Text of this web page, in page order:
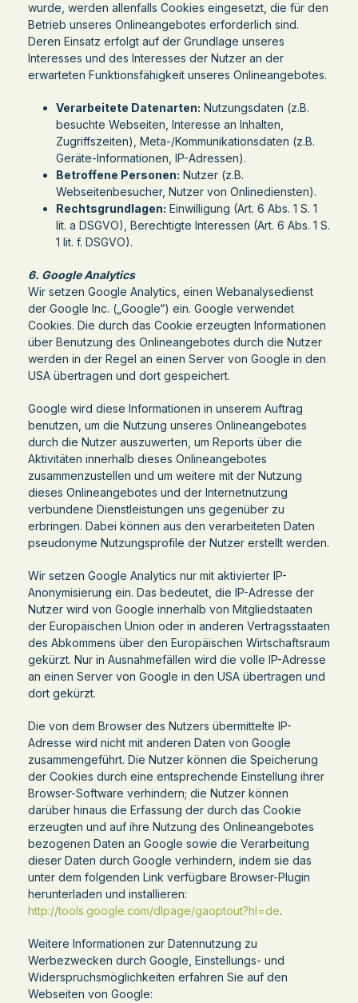
wurde, werden allenfalls Cookies eingesetzt, die für den
Betrieb unseres Onlineangebotes erforderlich sind.
Deren Einsatz erfolgt auf der Grundlage unseres
Interesses und des Interesses der Nutzer an der
erwarteten Funktionsfähigkeit unseres Onlineangebotes.
Verarbeitete Datenarten: Nutzungsdaten (z.B.
besuchte Webseiten, Interesse an Inhalten,
Zugriffszeiten), Meta-/Kommunikationsdaten (z.B.
Geräte-Informationen, IP-Adressen).
Betroffene Personen: Nutzer (z.B.
Webseitenbesucher, Nutzer von Onlinediensten).
Rechtsgrundlagen: Einwilligung (Art. 6 Abs. 1 S. 1
lit. a DSGVO), Berechtigte Interessen (Art. 6 Abs. 1 S.
1 lit. f. DSGVO).
6. Google Analytics
Wir setzen Google Analytics, einen Webanalysedienst
der Google Inc. („Google“) ein. Google verwendet
Cookies. Die durch das Cookie erzeugten Informationen
über Benutzung des Onlineangebotes durch die Nutzer
werden in der Regel an einen Server von Google in den
USA übertragen und dort gespeichert.
Google wird diese Informationen in unserem Auftrag
benutzen, um die Nutzung unseres Onlineangebotes
durch die Nutzer auszuwerten, um Reports über die
Aktivitäten innerhalb dieses Onlineangebotes
zusammenzustellen und um weitere mit der Nutzung
dieses Onlineangebotes und der Internetnutzung
verbundene Dienstleistungen uns gegenüber zu
erbringen. Dabei können aus den verarbeiteten Daten
pseudonyme Nutzungsprofile der Nutzer erstellt werden.
Wir setzen Google Analytics nur mit aktivierter IP-
Anonymisierung ein. Das bedeutet, die IP-Adresse der
Nutzer wird von Google innerhalb von Mitgliedstaaten
der Europäischen Union oder in anderen Vertragsstaaten
des Abkommens über den Europäischen Wirtschaftsraum
gekürzt. Nur in Ausnahmefällen wird die volle IP-Adresse
an einen Server von Google in den USA übertragen und
dort gekürzt.
Die von dem Browser des Nutzers übermittelte IP-
Adresse wird nicht mit anderen Daten von Google
zusammengeführt. Die Nutzer können die Speicherung
der Cookies durch eine entsprechende Einstellung ihrer
Browser-Software verhindern; die Nutzer können
darüber hinaus die Erfassung der durch das Cookie
erzeugten und auf ihre Nutzung des Onlineangebotes
bezogenen Daten an Google sowie die Verarbeitung
dieser Daten durch Google verhindern, indem sie das
unter dem folgenden Link verfügbare Browser-Plugin
herunterladen und installieren:
http://tools.google.com/dlpage/gaoptout?hl=de.
Weitere Informationen zur Datennutzung zu
Werbezwecken durch Google, Einstellungs- und
Widerspruchsmöglichkeiten erfahren Sie auf den
Webseiten von Google: